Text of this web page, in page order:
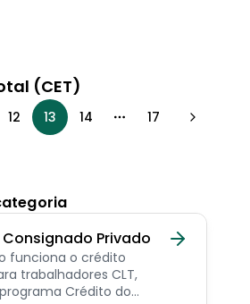
(CET)
pages
12 13 14 More pages
17
Privado
funciona o crédito
trabalhadores CLT,
Crédito do